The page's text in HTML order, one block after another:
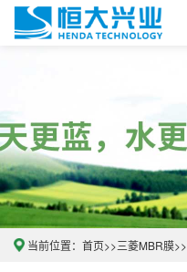
当前位置： 首页>>三菱MBR膜>>